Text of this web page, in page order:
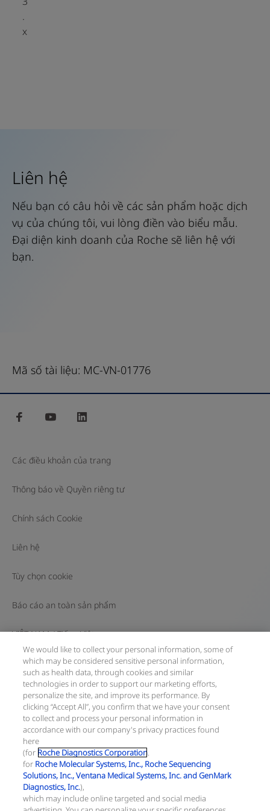
.
x
Liên hệ
Nếu bạn có câu hỏi về các sản phẩm hoặc dịch
vụ của chúng tôi, vui lòng điền vào biểu mẫu.
Đại diện kinh doanh của Roche sẽ liên hệ với
bạn.
Mã số tài liệu: MC-VN-01776
facebook youtube
Các điều khoản của trang
Thông báo về Quyền riêng tư
Chính sách Cookie
Liên hệ
Tùy chọn cookie
Báo cáo an toàn sản phẩm
VIỆT NAM / Tiếng Việt
© 2026 F. Hoffmann-La Roche Ltd
Cập nhật gần nhất: 09.08.2026
Trang này gồm các thông tin về sản phẩm hướng tới đông
đảo bạn đọc và có thể có những thông tin sản phẩm không
có hiệu lực tại quốc gia của bạn. Xin lưu ý rằng chúng tôi
hoàn toàn không chịu trách nhiệm về bất cứ hành vi truy
cập thông tin nào vi phạm quy định, quy trình pháp lý, đăng
ký và sử dụng tại quốc gia của bạn.
Thông tin công ty:
Công ty TNHH Roche Việt Nam
We would like to collect your personal information, some of
which may be considered sensitive personal information,
such as health data, through cookies and similar
technologies in order to support our marketing efforts,
personalize the site, and improve its performance. By
clicking “Accept All”, you confirm that we have your consent
to collect and process your personal information in
accordance with our company's privacy practices found
here
(for Roche Diagnostics Corporation.
for Roche Molecular Systems, Inc., Roche Sequencing
Solutions, Inc., Ventana Medical Systems, Inc. and GenMark
Diagnostics, Inc.),
which may include online targeted and social media